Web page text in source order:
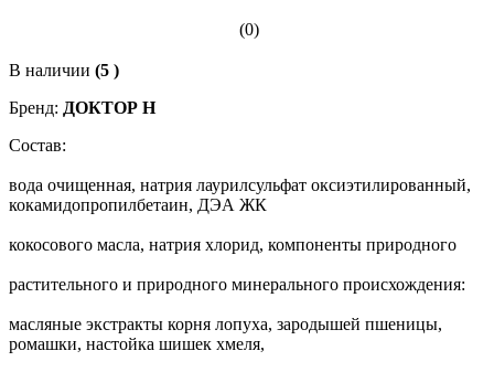
(0)
В наличии (5 )
Бренд: ДОКТОР Н
Состав:
вода очищенная, натрия лаурилсульфат оксиэтилированный,
кокамидопропилбетаин, ДЭА ЖК
кокосового масла, натрия хлорид, компоненты природного
растительного и природного минерального происхождения:
масляные экстракты корня лопуха, зародышей пшеницы,
ромашки, настойка шишек хмеля,